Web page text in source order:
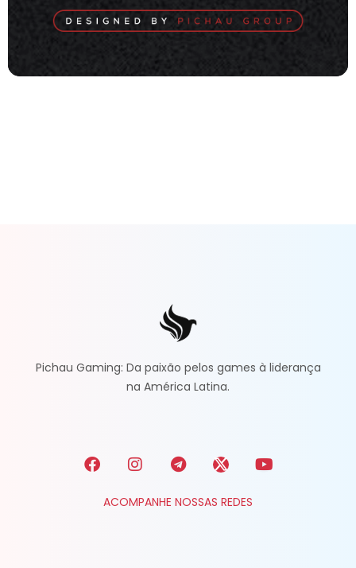
Pichau Gaming: Da paixão pelos games à liderança
na América Latina.
ACOMPANHE NOSSAS REDES